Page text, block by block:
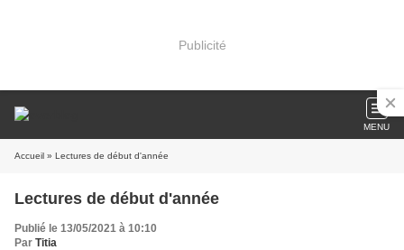
Publicité
MENU
Accueil » Lectures de début d'année
Lectures de début d'année
Publié le 13/05/2021 à 10:10
Par Titia